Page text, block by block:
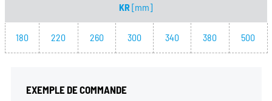
KR[mm]
180 220 260 300 340 380 500
EXEMPLE DE COMMANDE